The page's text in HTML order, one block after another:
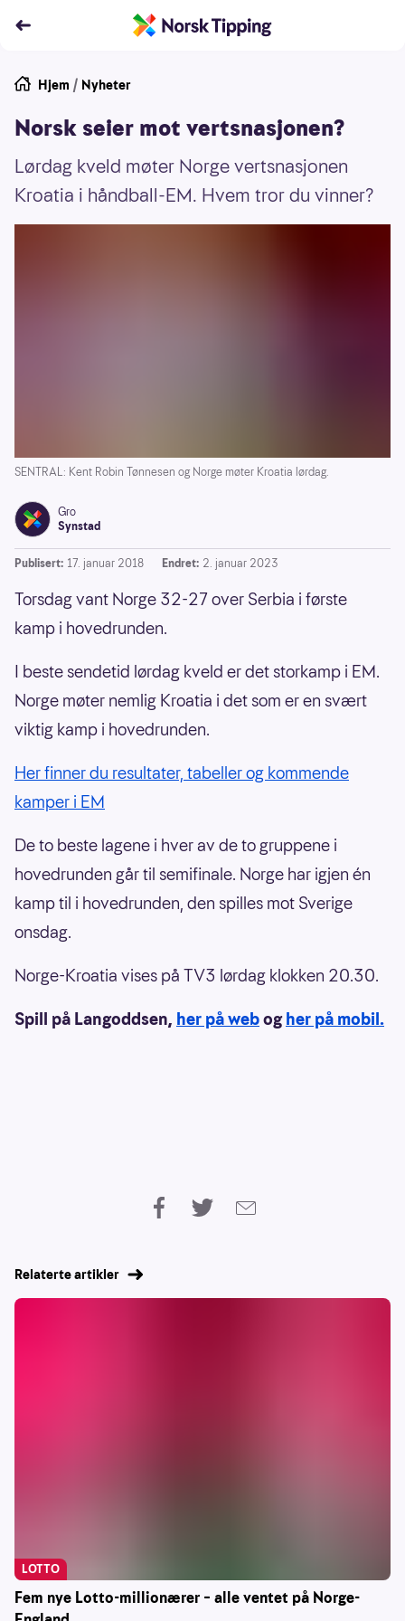
Hjem / Nyheter
Norsk seier mot vertsnasjonen?
Lørdag kveld møter Norge vertsnasjonen
Kroatia i håndball-EM. Hvem tror du vinner?
SENTRAL: Kent Robin Tønnesen og Norge møter Kroatia lørdag.
Gro
Synstad
Publisert: 17. januar 2018 Endret: 2. januar 2023
Torsdag vant Norge 32-27 over Serbia i første
kamp i hovedrunden.
I beste sendetid lørdag kveld er det storkamp i EM.
Norge møter nemlig Kroatia i det som er en svært
viktig kamp i hovedrunden.
Her finner du resultater, tabeller og kommende
kamper i EM
De to beste lagene i hver av de to gruppene i
hovedrunden går til semifinale. Norge har igjen én
kamp til i hovedrunden, den spilles mot Sverige
onsdag.
Norge-Kroatia vises på TV3 lørdag klokken 20.30.
Spill på Langoddsen, her på webogher på mobil.
Relaterte artikler
Fem nye Lotto-millionærer – alle ventet på Norge-
LOTTO